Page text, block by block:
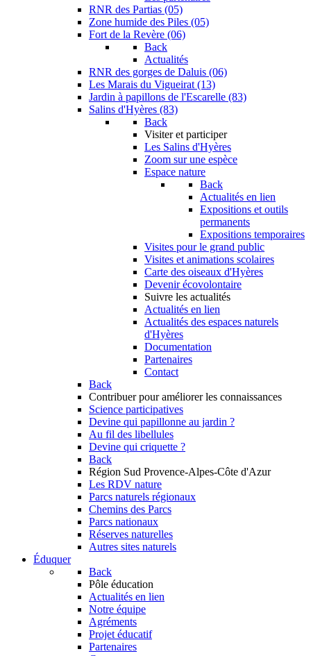
RNR des Partias (05)
Zone humide des Piles (05)
Fort de la Revère (06)
Back
Actualités
RNR des gorges de Daluis (06)
Les Marais du Vigueirat (13)
Jardin à papillons de l'Escarelle (83)
Salins d'Hyères (83)
Back
Visiter et participer
Les Salins d'Hyères
Zoom sur une espèce
Espace nature
Back
Actualités en lien
Expositions et outils
permanents
Expositions temporaires
Visites pour le grand public
Visites et animations scolaires
Carte des oiseaux d'Hyères
Devenir écovolontaire
Suivre les actualités
Actualités en lien
Actualités des espaces naturels
d'Hyères
Documentation
Partenaires
Contact
Back
Contribuer pour améliorer les connaissances
Science participatives
Devine qui papillonne au jardin ?
Au fil des libellules
Devine qui criquette ?
Back
Région Sud Provence-Alpes-Côte d'Azur
Les RDV nature
Parcs naturels régionaux
Chemins des Parcs
Parcs nationaux
Réserves naturelles
Autres sites naturels
Éduquer
Back
Pôle éducation
Actualités en lien
Notre équipe
Agréments
Projet éducatif
Partenaires